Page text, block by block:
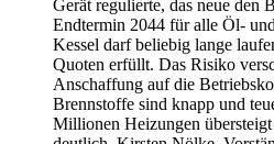
Gerät regulierte, das neue den
Endtermin 2044 für alle Öl-
Kessel darf beliebig lange
Quoten erfüllt. Das Risiko
Anschaffung auf die
Brennstoffe sind knapp und
Millionen Heizungen